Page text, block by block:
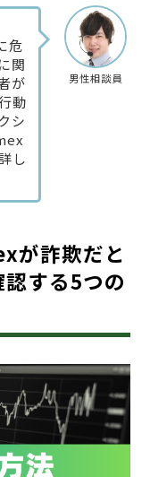
男性相談員
危
関
が
動
シ
し
詐欺だと
する5つの